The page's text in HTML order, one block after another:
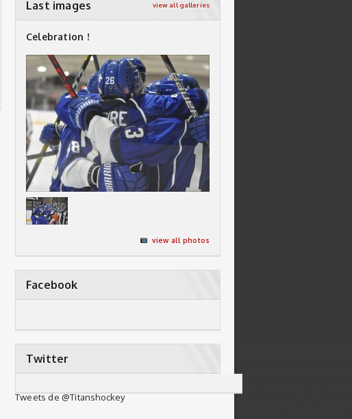
Last images view all galleries
Celebration !
view all photos
Facebook
Twitter
Tweets de @Titanshockey